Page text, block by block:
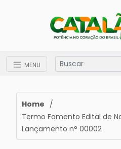
MENU
Home /
Termo Fomento Edital de
Lançamento n° 00002